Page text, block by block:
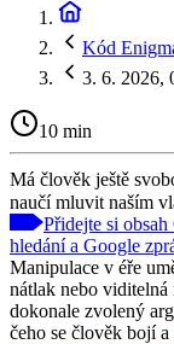
Kód
3. 6. 2026,
10 min
Má člověk ještě
naučí mluvit naším
Přidejte si
hledání a Google
Manipulace v éře
nátlak nebo
dokonale zvolený
čeho se člověk bojí